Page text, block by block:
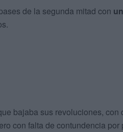
de la segunda mitad con
bajaba sus revoluciones,
con falta de contundencia